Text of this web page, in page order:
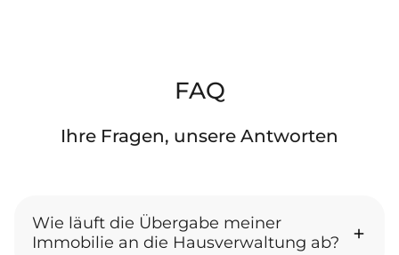
FAQ
Ihre Fragen, unsere Antworten
Wie läuft die Übergabe meiner
Immobilie an die Hausverwaltung ab?